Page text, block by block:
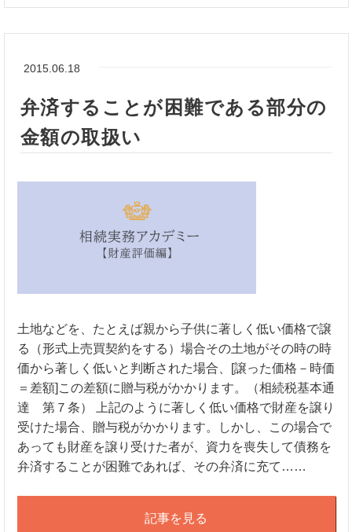
2015.06.18
弁済することが困難である部分の
金額の取扱い
土地などを、たとえば親から子供に著しく低い価格で譲
る（形式上売買契約をする）場合その土地がその時の時
価から著しく低いと判断された場合、[譲った価格－時価
＝差額]この差額に贈与税がかかります。（相続税基本通
達 第７条） 上記のように著しく低い価格で財産を譲り
受けた場合、贈与税がかかります。しかし、この場合で
あっても財産を譲り受けた者が、資力を喪失して債務を
弁済することが困難であれば、その弁済に充て……
記事を見る